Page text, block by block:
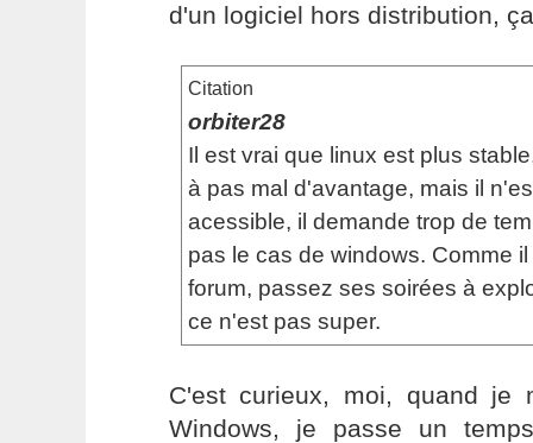
d'un logiciel hors distribution,
Citation
orbiter28
Il est vrai que linux est plus
à pas mal d'avantage, mais il
acessible, il demande trop de
pas le cas de windows. Comme
forum, passez ses soirées à
ce n'est pas super.
C'est curieux, moi, quand je
Windows, je passe un